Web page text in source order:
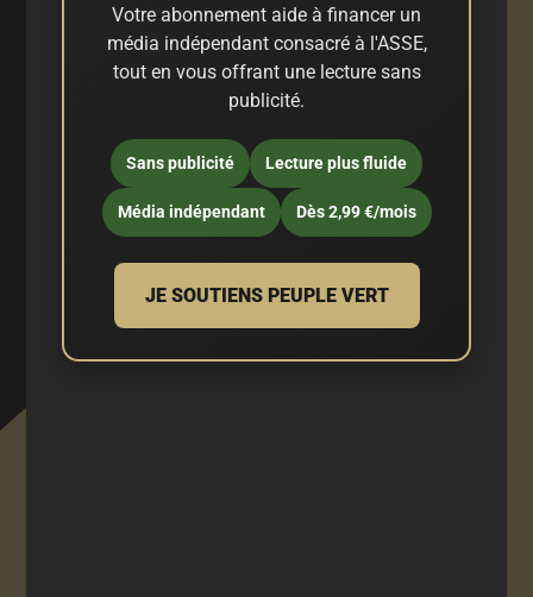
Votre abonnement aide à financer un
média indépendant consacré à l'ASSE,
tout en vous offrant une lecture sans
publicité.
Sans publicité Lecture plus fluide
Média indépendant Dès 2,99 €/mois
JE SOUTIENS PEUPLE VERT